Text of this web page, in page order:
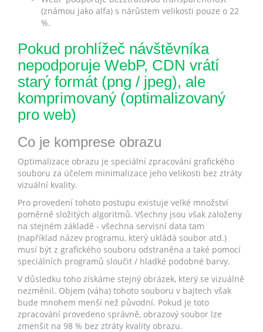
(známou jako alfa) s nárůstem velikosti pouze o 22
%.
Pokud prohlížeč návštěvníka
nepodporuje WebP, CDN vrátí
starý formát (png / jpeg), ale
komprimovaný (optimalizovaný
pro web)
Co je komprese obrazu
Optimalizace obrazu je speciální zpracování grafického
souboru za účelem minimalizace jeho velikosti bez ztráty
vizuální kvality.
Pro provedení tohoto postupu existuje velké množství
poměrně složitých algoritmů. Všechny jsou však založeny
na stejném základě - všechna servisní data tam
(například název programu, který ukládá soubor atd.)
musí být z grafického souboru odstraněna a také pomocí
speciálních programů sloučit / hladké podobné barvy.
V důsledku toho získáme stejný obrázek, který se vizuálně
nezměnil. Objem (váha) tohoto souboru v bajtech však
bude mnohem menší než původní. Pokud je toto
zpracování provedeno správně, obrazový soubor lze
zmenšit na 98 % bez ztráty kvality obrazu.